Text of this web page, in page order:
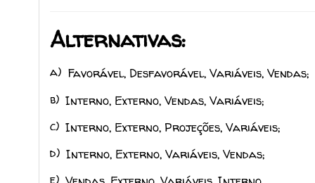
Alternativas:
a) Favorável, Desfavorável, Variáveis, Vendas;
b) Interno, Externo, Vendas, Variáveis;
c) Interno, Externo, Projeções, Variáveis;
d) Interno, Externo, Variáveis, Vendas;
e)